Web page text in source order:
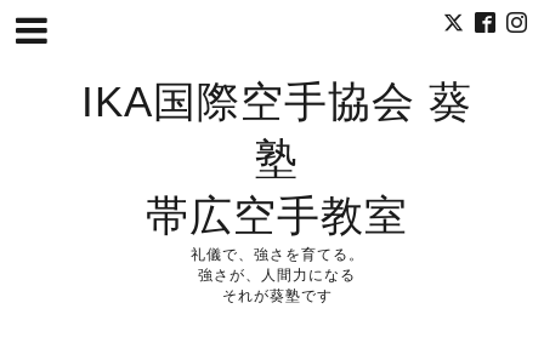
IKA国際空手協会 葵
塾
帯広空手教室
礼儀で、強さを育てる。
強さが、人間力になる
それが葵塾です